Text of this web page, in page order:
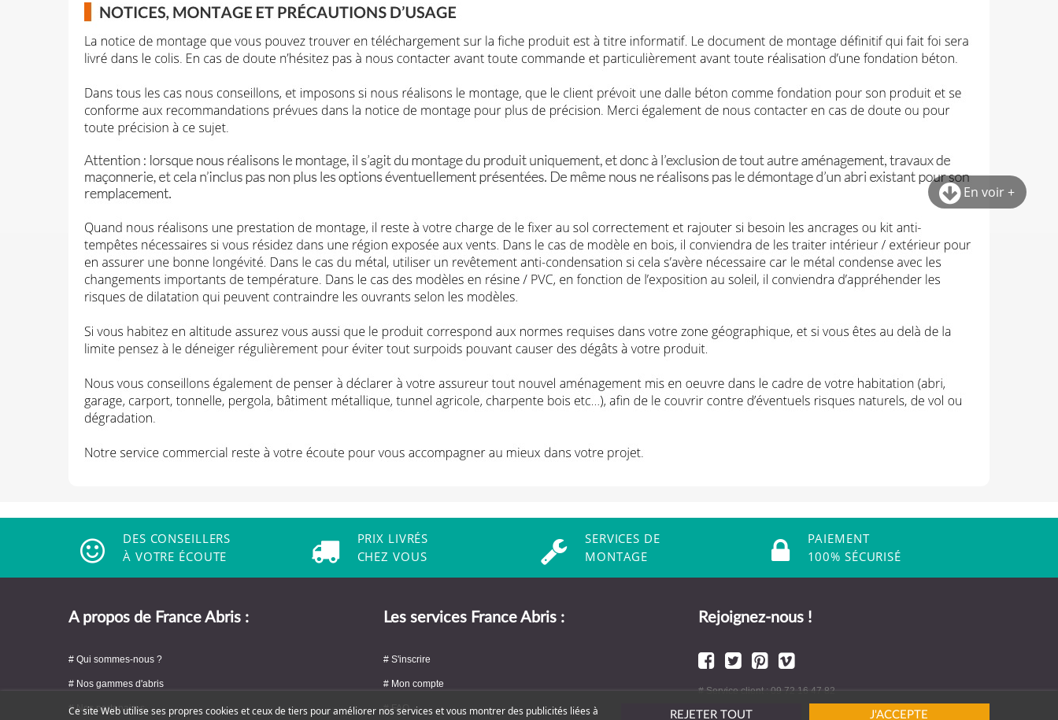
En voir +
DES CONSEILLERS
À VOTRE ÉCOUTE
PRIX LIVRÉS
CHEZ VOUS
SERVICES DE
MONTAGE
PAIEMENT
100% SÉCURISÉ
A propos de France Abris :
# Qui sommes-nous ?
# Nos gammes d'abris
# Nos partenaires
Les services France Abris :
# S'inscrire
# Mon compte
# FAQ
Rejoignez-nous !
# Service client : 09 72 16 47 82
Ce site Web utilise ses propres cookies et ceux de tiers pour améliorer nos services et vous montrer des publicités liées à REJETER TOUT J'ACCEPTE